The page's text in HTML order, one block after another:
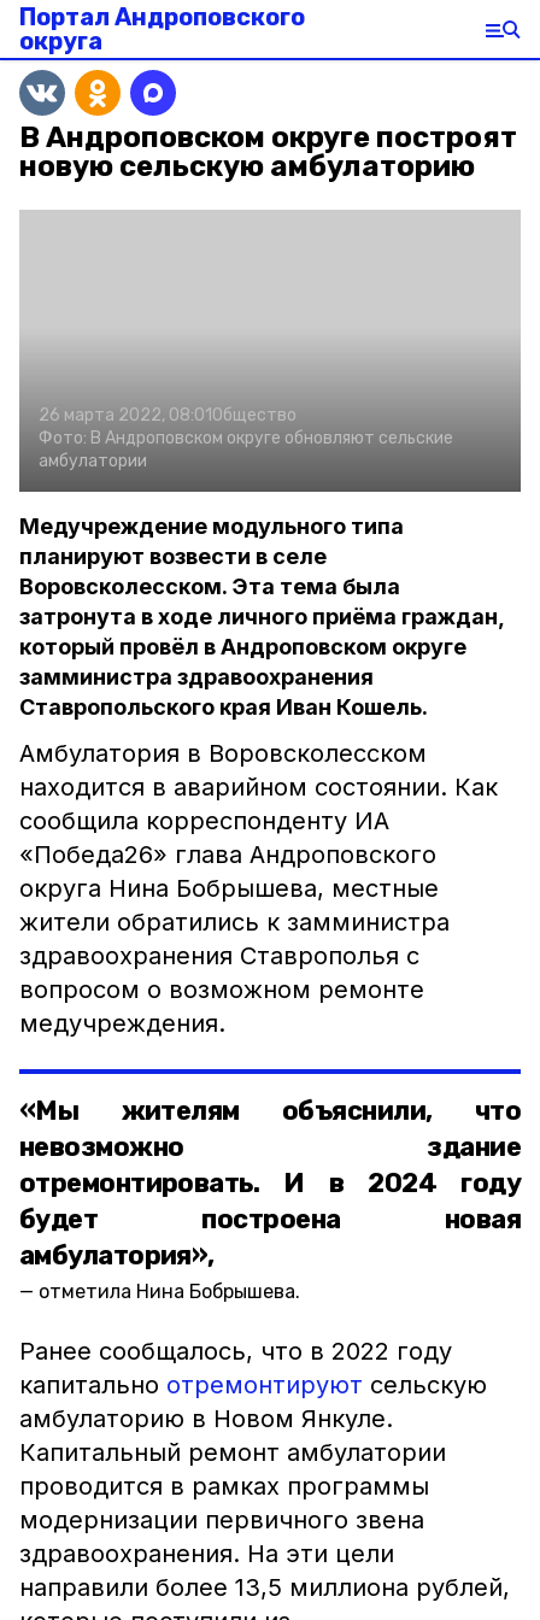
Портал Андроповского
округа
В Андроповском округе построят
новую сельскую амбулаторию
26 марта 2022, 08:01Общество
Фото: В Андроповском округе обновляют сельские
амбулатории
Медучреждение модульного типа
планируют возвести в селе
Воровсколесском. Эта тема была
затронута в ходе личного приёма граждан,
который провёл в Андроповском округе
замминистра здравоохранения
Ставропольского края Иван Кошель.
Амбулатория в Воровсколесском
находится в аварийном состоянии. Как
сообщила корреспонденту ИА
«Победа26» глава Андроповского
округа Нина Бобрышева, местные
жители обратились к замминистра
здравоохранения Ставрополья с
вопросом о возможном ремонте
медучреждения.
«Мы жителям объяснили, что
невозможно здание
отремонтировать. И в 2024 году
будет построена новая
амбулатория»,
отметила Нина Бобрышева.
Ранее сообщалось, что в 2022 году
капитально отремонтируют сельскую
амбулаторию в Новом Янкуле.
Капитальный ремонт амбулатории
проводится в рамках программы
модернизации первичного звена
здравоохранения. На эти цели
направили более 13,5 миллиона рублей,